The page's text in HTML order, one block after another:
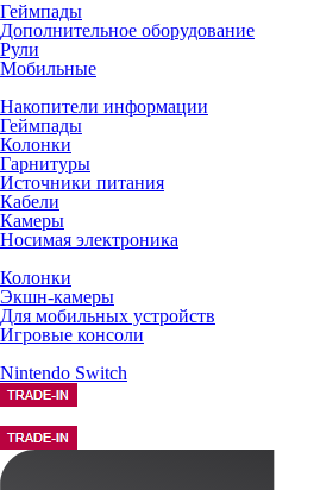
Геймпады
Дополнительное оборудование
Рули
Мобильные
Накопители информации
Геймпады
Колонки
Гарнитуры
Источники питания
Кабели
Камеры
Носимая электроника
Колонки
Экшн-камеры
Для мобильных устройств
Игровые консоли
Nintendo Switch